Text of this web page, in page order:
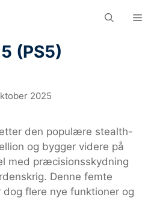
(PS5)
2025
den populære stealth-
og bygger videre på
med præcisionsskydning
Denne femte
flere nye funktioner og